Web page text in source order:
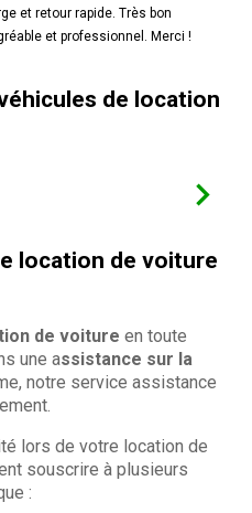
et retour rapide. Très bon
et professionnel. Merci !
de location
location de voiture
de voiture en toute
une assistance sur la
notre service assistance
lors de votre location de
souscrire à plusieurs
: